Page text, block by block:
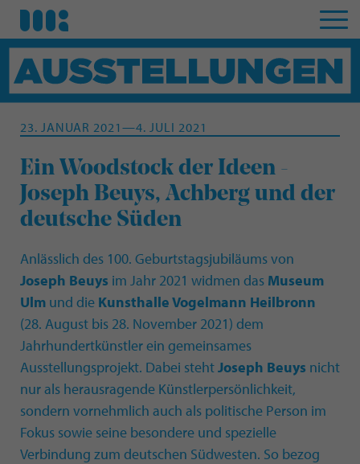
23. JANUAR 2021—4. JULI 2021
Ein Woodstock der Ideen -
Joseph Beuys, Achberg und der
deutsche Süden
Anlässlich des 100. Geburtstagsjubiläums von
Joseph Beuys im Jahr 2021 widmen das Museum
Ulm und die Kunsthalle Vogelmann Heilbronn
(28. August bis 28. November 2021) dem
Jahrhundertkünstler ein gemeinsames
Ausstellungsprojekt. Dabei stehtJoseph Beuys nicht
nur als herausragende Künstlerpersönlichkeit,
sondern vornehmlich auch als politische Person im
Fokus sowie seine besondere und spezielle
Verbindung zum deutschen Südwesten. So bezog